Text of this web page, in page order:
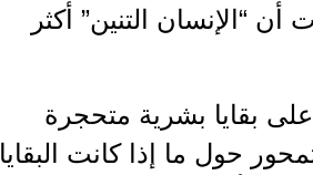
“الإنسان التنين” أكثر
بقايا بشرية متحجرة
حول ما إذا كانت البقايا